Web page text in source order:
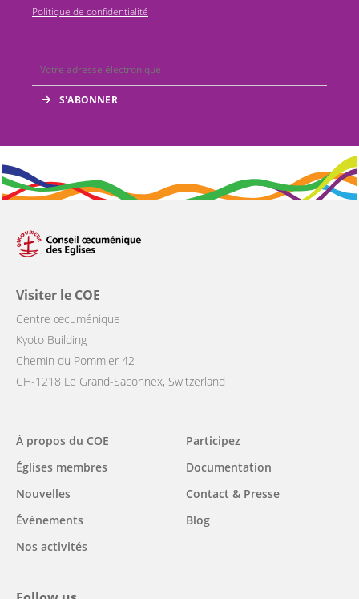
Politique de confidentialité
Visiter le COE
Centre œcuménique
Kyoto Building
Chemin du Pommier 42
CH-1218 Le Grand-Saconnex, Switzerland
Main
navigation
À propos du COE
Églises membres
Nouvelles
Événements
Nos activités
Participez
Documentation
Contact & Presse
Blog